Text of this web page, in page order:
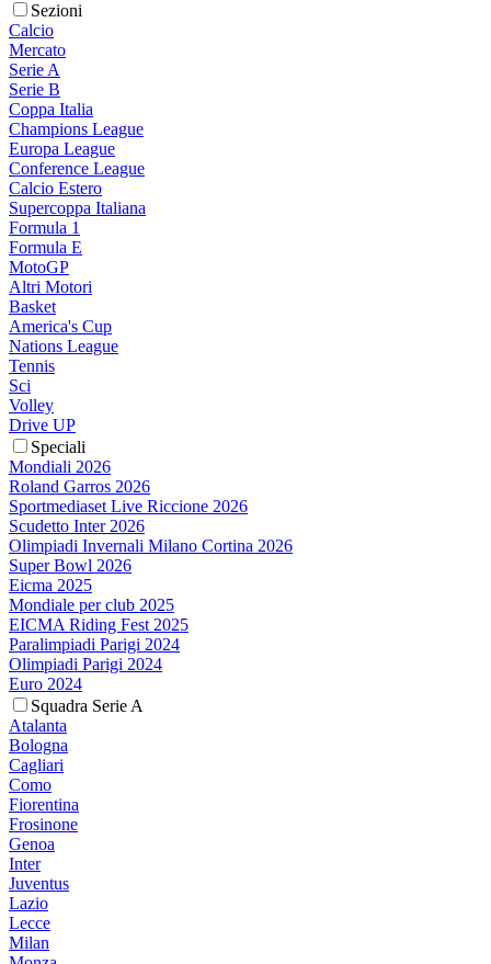
Sezioni
Calcio
Mercato
Serie A
Serie B
Coppa Italia
Champions League
Europa League
Conference League
Calcio Estero
Supercoppa Italiana
Formula 1
Formula E
MotoGP
Altri Motori
Basket
America's Cup
Nations League
Tennis
Sci
Volley
Drive UP
Speciali
Mondiali 2026
Roland Garros 2026
Sportmediaset Live Riccione 2026
Scudetto Inter 2026
Olimpiadi Invernali Milano Cortina 2026
Super Bowl 2026
Eicma 2025
Mondiale per club 2025
EICMA Riding Fest 2025
Paralimpiadi Parigi 2024
Olimpiadi Parigi 2024
Euro 2024
Squadra Serie A
Atalanta
Bologna
Cagliari
Como
Fiorentina
Frosinone
Genoa
Inter
Juventus
Lazio
Lecce
Milan